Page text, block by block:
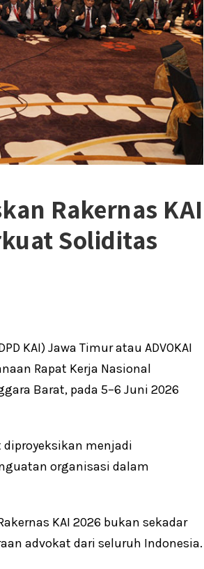
Rakernas KAI
Soliditas
KAI) Jawa Timur atau ADVOKAI
Rapat Kerja Nasional
Barat, pada 5–6 Juni 2026
diproyeksikan menjadi
organisasi dalam
KAI 2026 bukan sekadar
advokat dari seluruh Indonesia.